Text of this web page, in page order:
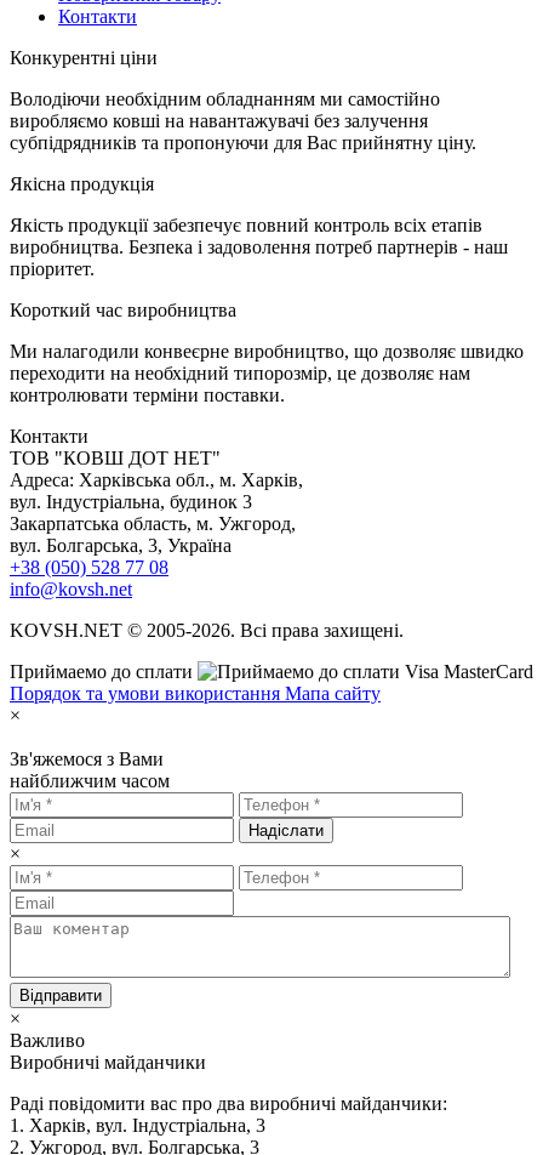
Контакти
Конкурентні ціни
Володіючи необхідним обладнанням ми самостійно
виробляємо ковші на навантажувачі без залучення
субпідрядників та пропонуючи для Вас прийнятну ціну.
Якісна продукція
Якість продукції забезпечує повний контроль всіх етапів
виробництва. Безпека і задоволення потреб партнерів - наш
пріоритет.
Короткий час виробництва
Ми налагодили конвеєрне виробництво, що дозволяє швидко
переходити на необхідний типорозмір, це дозволяє нам
контролювати терміни поставки.
Контакти
TOB "КОВШ ДОТ НЕТ"
Адреса: Харківська обл., м. Харків,
вул. Індустріальна, будинок 3
Закарпатська область, м. Ужгород,
вул. Болгарська, 3, Україна
+38 (050) 528 77 08
info@kovsh.net
KOVSH.NET © 2005-2026. Всі права захищені.
Приймаемо до сплати
Порядок та умови використання Мапа сайту
×
Зв'яжемося з Вами
найближчим часом
Надіслати
×
Відправити
×
Важливо
Виробничі майданчики
Раді повідомити вас про два виробничі майданчики:
1. Харків, вул. Індустріальна, 3
2. Ужгород, вул. Болгарська, 3